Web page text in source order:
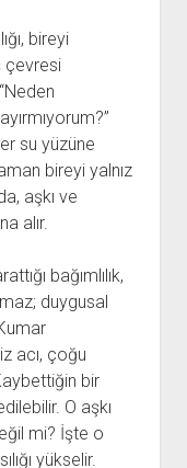
bireyi
çevresi
su yüzüne
bireyi yalnız
aşkı ve
alır.
bağımlılık,
duygusal
acı, çoğu
bir
O aşkı
mi? İşte o
yükselir.